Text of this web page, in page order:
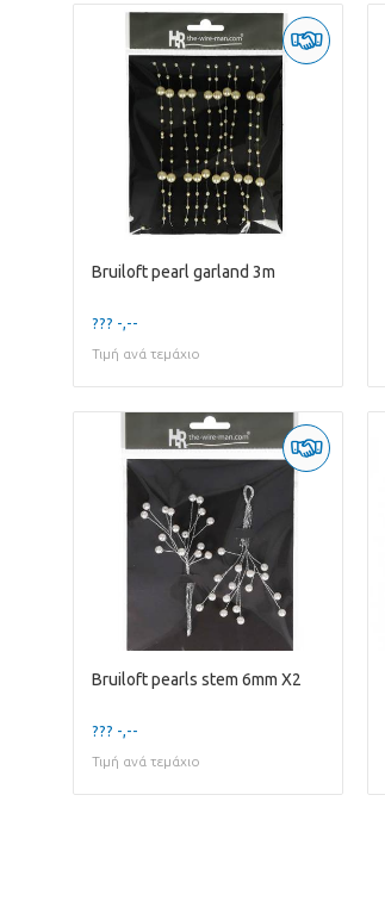
Bruiloft pearl garland 3m
??? -,--
Τιμή ανά τεμάχιο
Bruiloft pearls stem 6mm X2
??? -,--
Τιμή ανά τεμάχιο